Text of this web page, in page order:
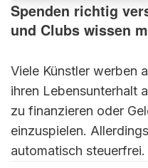
Spenden richtig
und Clubs wissen
Viele Künstler werben
ihren Lebensunterhalt
zu finanzieren oder
einzuspielen.
automatisch steuerfrei.